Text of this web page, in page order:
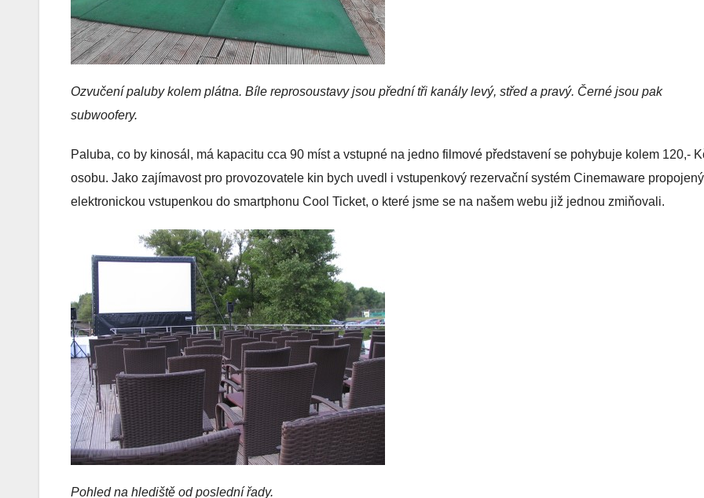
Ozvučení paluby kolem plátna. Bíle reprosoustavy jsou přední tři kanály levý, střed a pravý. Černé jsou pak
subwoofery.
Paluba, co by kinosál, má kapacitu cca 90 míst a vstupné na jedno filmové představení se pohybuje kolem 120,-
osobu. Jako zajímavost pro provozovatele kin bych uvedl i vstupenkový rezervační systém Cinemaware
elektronickou vstupenkou do smartphonu Cool Ticket, o které jsme se na našem webu již jednou zmiňovali.
Pohled na hlediště od poslední řady.